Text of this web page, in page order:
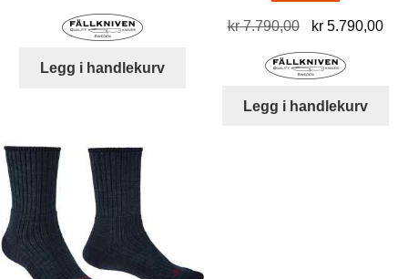
Legg i handlekurv
kr7.790,00
Opprinnelig
var:
kr 5.790,00
Legg i handlekurv